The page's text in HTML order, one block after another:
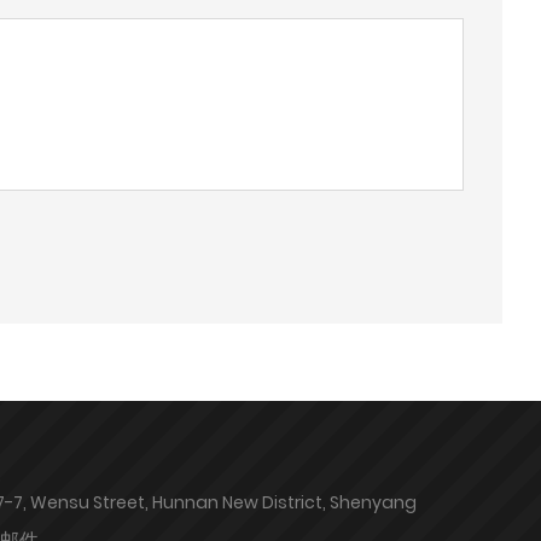
7, Wensu Street, Hunnan New District, Shenyang